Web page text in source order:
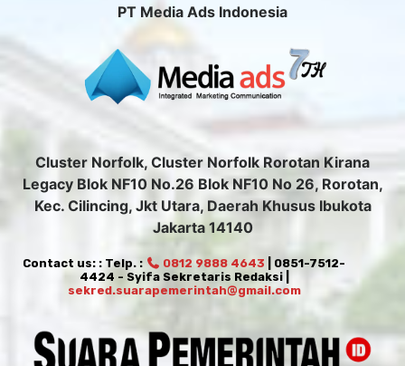
PT Media Ads Indonesia
Cluster Norfolk, Cluster Norfolk Rorotan Kirana
Legacy Blok NF10 No.26 Blok NF10 No 26, Rorotan,
Kec. Cilincing, Jkt Utara, Daerah Khusus Ibukota
Jakarta 14140
Contact us: : Telp. : 0812 9888 4643 | 0851-7512-
4424 - Syifa Sekretaris Redaksi |
sekred.suarapemerintah@gmail.com